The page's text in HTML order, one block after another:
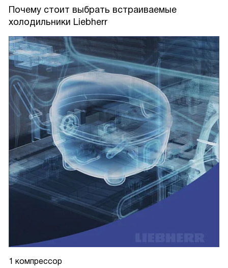
Почему стоит выбрать встраиваемые
холодильники Liebherr
1 компрессор